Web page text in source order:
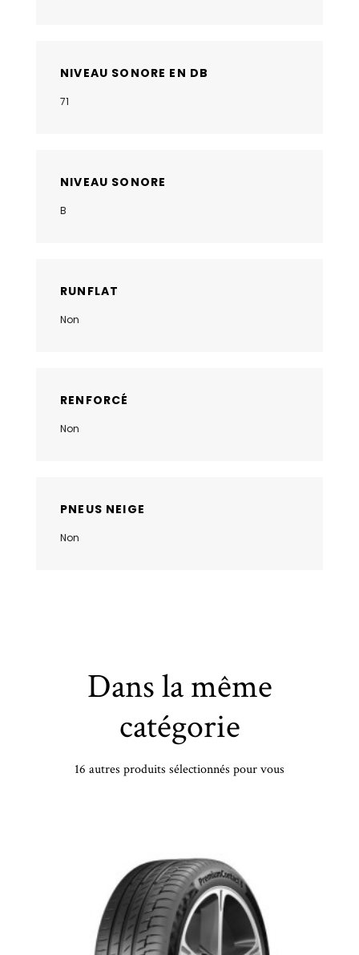
NIVEAU SONORE EN DB
71
NIVEAU SONORE
B
RUNFLAT
Non
RENFORCÉ
Non
PNEUS NEIGE
Non
Dans la même
catégorie
16 autres produits sélectionnés pour vous